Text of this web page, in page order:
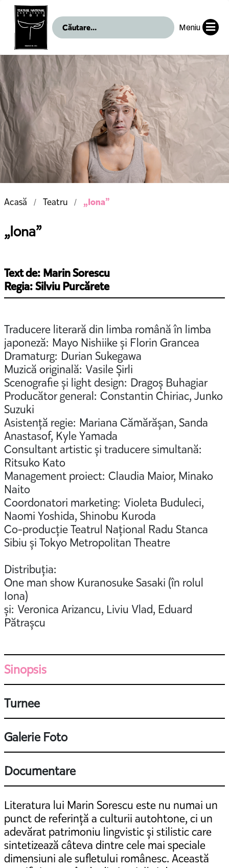
Meniu
Acasă Teatru „Iona”
„Iona”
Text de: Marin Sorescu
Regia: Silviu Purcărete
Traducere literară din limba română în limba
japoneză: Mayo Nishiike și Florin Grancea
Dramaturg: Durian Sukegawa
Muzică originală: Vasile Șirli
Scenografie și light design: Dragoș Buhagiar
Producător general: Constantin Chiriac, Junko
Suzuki
Asistență regie: Mariana Cămărășan, Sanda
Anastasof, Kyle Yamada
Consultant artistic și traducere simultană:
Ritsuko Kato
Management proiect: Claudia Maior, Minako
Naito
Coordonatori marketing: Violeta Buduleci,
Naomi Yoshida, Shinobu Kuroda
Co-producție Teatrul Național Radu Stanca
Sibiu și Tokyo Metropolitan Theatre
Distribuția:
One man show Kuranosuke Sasaki (în rolul
Iona)
și: Veronica Arizancu, Liviu Vlad, Eduard
Pătrașcu
Sinopsis
Turnee
Galerie Foto
Documentare
Literatura lui Marin Sorescu este nu numai un
punct de referință a culturii autohtone, ci un
adevărat patrimoniu lingvistic și stilistic care
sintetizează câteva dintre cele mai speciale
dimensiuni ale sufletului românesc. Această